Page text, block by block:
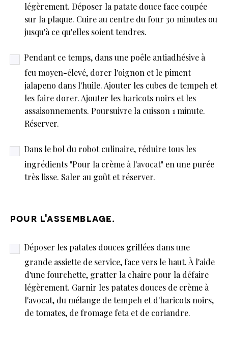
légèrement. Déposer la patate douce face coupée
sur la plaque. Cuire au centre du four 30 minutes ou
jusqu'à ce qu'elles soient tendres.
Pendant ce temps, dans une poêle antiadhésive à
feu moyen-élevé, dorer l'oignon et le piment
jalapeno dans l'huile. Ajouter les cubes de tempeh et
les faire dorer. Ajouter les haricots noirs et les
assaisonnements. Poursuivre la cuisson 1 minute.
Réserver.
Dans le bol du robot culinaire, réduire tous les
ingrédients "Pour la crème à l'avocat" en une purée
très lisse. Saler au goût et réserver.
pour l'assemblage.
Déposer les patates douces grillées dans une
grande assiette de service, face vers le haut. À l'aide
d'une fourchette, gratter la chaire pour la défaire
légèrement. Garnir les patates douces de crème à
l'avocat, du mélange de tempeh et d'haricots noirs,
de tomates, de fromage feta et de coriandre.